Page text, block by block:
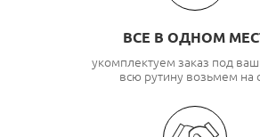
ВСЕ В ОДНОМ
укомплектуем заказ под
всю рутину возьмем на